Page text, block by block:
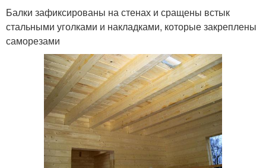
Балки зафиксированы на стенах и сращены встык
стальными уголками и накладками, которые закреплены
саморезами